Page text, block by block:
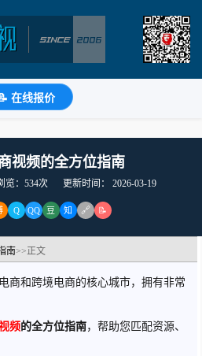
📝 在线报价
视频的全方位指南
览：534次 更新时间： 2026-03-19
Q QQ 豆 知 🔗 📝
南>>正文
商和跨境电商的核心城市，拥有非常
频的全方位指南，帮助您匹配资源、